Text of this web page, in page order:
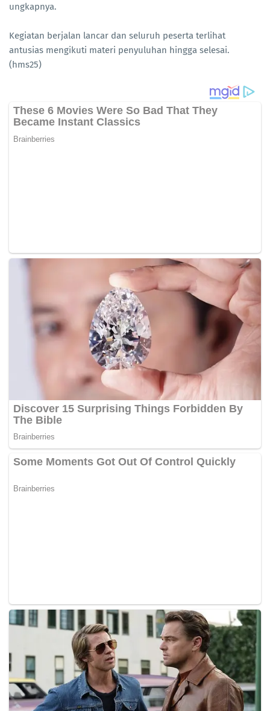
ungkapnya.
Kegiatan berjalan lancar dan seluruh peserta terlihat
antusias mengikuti materi penyuluhan hingga selesai.
(hms25)